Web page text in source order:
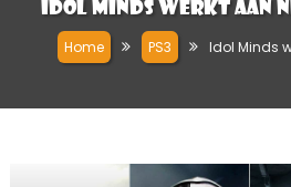
Idol Minds werkt aan
Home PS3 Idol Minds